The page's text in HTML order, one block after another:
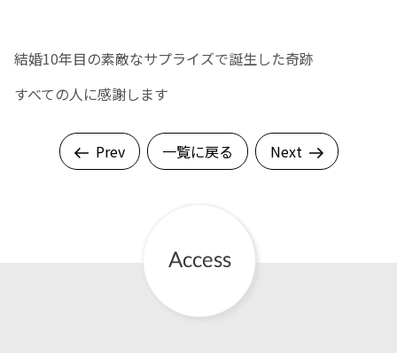
結婚10年目の素敵なサプライズで誕生した奇跡
すべての人に感謝します
Prev 一覧に戻る Next